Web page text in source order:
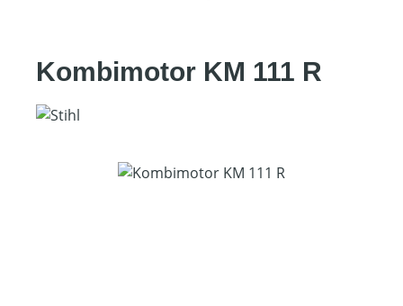
Kombimotor KM 111 R
Bildergalerie überspringen